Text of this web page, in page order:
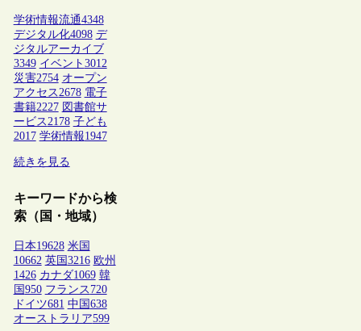
学術情報流通4348
デジタル化4098 デ
ジタルアーカイブ
3349 イベント 3012
災害2754 オープン
アクセス2678 電子
書籍2227 図書館サ
ービス2178 子ども
2017 学術情報1947
続きを見る
キーワードから検
索（国・地域）
日本19628 米国
10662 英国 3216 欧州
1426 カナダ1069 韓
国 950 フランス 720
ドイツ681 中国 638
オーストラリア599